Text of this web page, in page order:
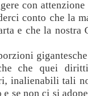
con
conto che la
e che la nostra
che quei
inalienabili tali
se non ci si